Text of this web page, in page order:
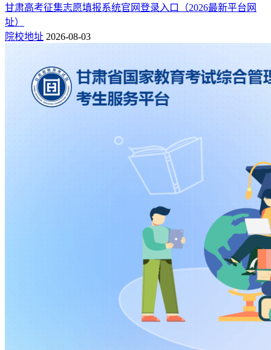
甘肃高考征集志愿填报系统官网登录入口（2026最新平台网
址）
院校地址 2026-08-03